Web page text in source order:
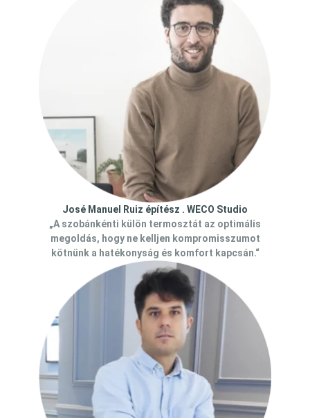
José Manuel Ruiz építész . WECO Studio
„A szobánkénti külön termosztát az optimális
megoldás, hogy ne kelljen kompromisszumot
kötnünk a hatékonyság és komfort kapcsán.“